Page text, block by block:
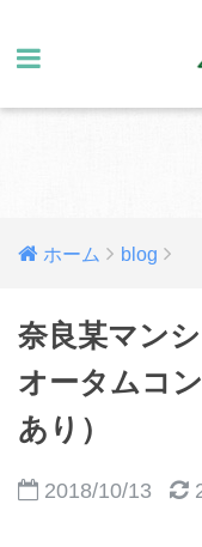
ホーム blog
奈良某マン
オータムコ
あり）
2018/10/13